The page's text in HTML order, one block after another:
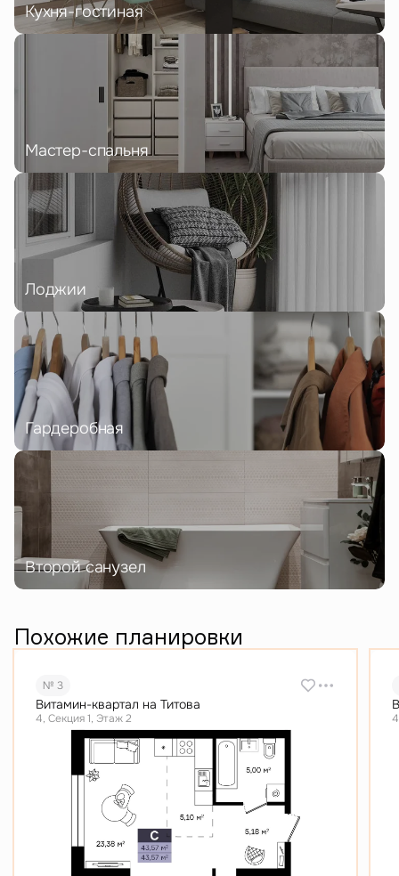
Кухня-гостиная
Мастер-спальня
Лоджии
Гардеробная
Второй санузел
Похожие планировки
№ 3
Витамин-квартал на Титова
4, Секция 1, Этаж 2